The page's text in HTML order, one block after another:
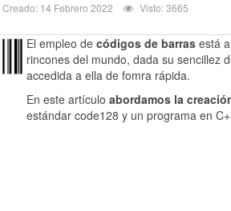
Creado: 14 Febrero 2022 Visto: 3665
El empleo de códigos de barras está
rincones del mundo, dada su sencillez
accedida a ella de fomra rápida.
En este artículo abordamos la
estándar code128 y un programa en